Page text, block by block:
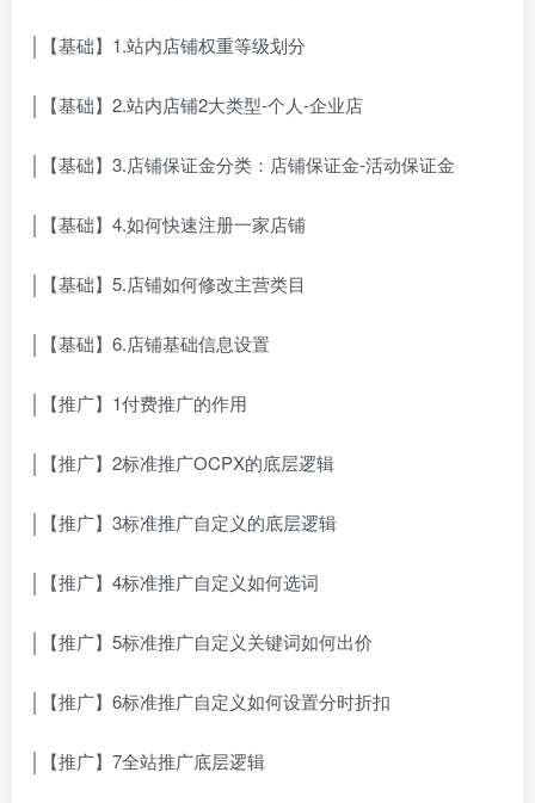
│【基础】1.站内店铺权重等级划分
│【基础】2.站内店铺2大类型-个人-企业店
│【基础】3.店铺保证金分类：店铺保证金-活动保证金
│【基础】4.如何快速注册一家店铺
│【基础】5.店铺如何修改主营类目
│【基础】6.店铺基础信息设置
│【推广】1付费推广的作用
│【推广】2标准推广OCPX的底层逻辑
│【推广】3标准推广自定义的底层逻辑
│【推广】4标准推广自定义如何选词
│【推广】5标准推广自定义关键词如何出价
│【推广】6标准推广自定义如何设置分时折扣
│【推广】7全站推广底层逻辑